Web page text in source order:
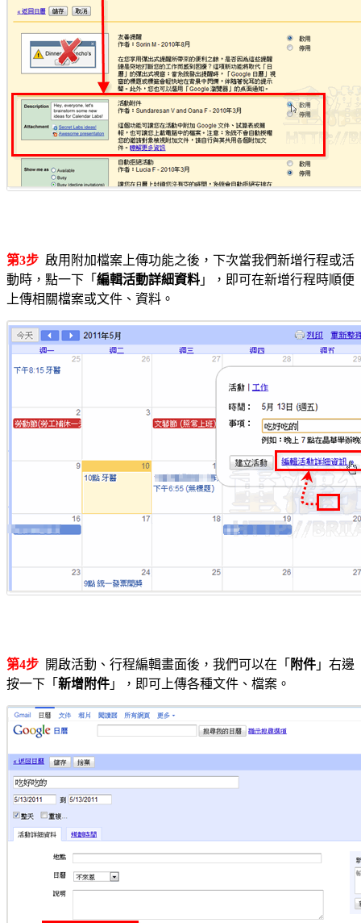
第3步 啟用附加檔案上傳功能之後，下次當我們新增行程或活
動時，點一下「 編輯活動詳細資料 」，即可在新增行程時順便
上傳相關檔案或文件、資料。
第4步 開啟活動、行程編輯畫面後，我們可以在「 附件 」右邊
按一下「 新增附件 」，即可上傳各種文件、檔案。